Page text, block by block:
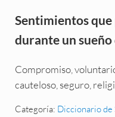
Sentimientos
durante un
Compromiso,
cauteloso, seguro,
Categoría: Diccionario de